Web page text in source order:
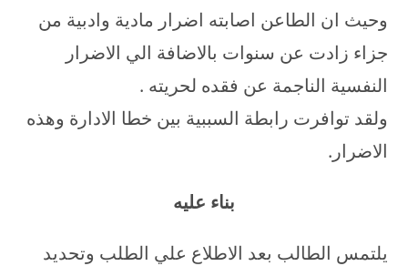
وحيث ان الطاعن اصابته اضرار مادية وادبية من
جزاء زادت عن سنوات بالاضافة الي الاضرار
النفسية الناجمة عن فقده لحريته .
ولقد توافرت رابطة السببية بين خطا الادارة وهذه
الاضرار.
بناء عليه
يلتمس الطالب بعد الاطلاع علي الطلب وتحديد